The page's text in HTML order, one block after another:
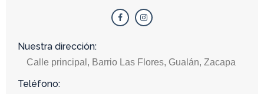
Nuestra dirección:
Calle principal, Barrio Las Flores, Gualán, Zacapa
Teléfono: